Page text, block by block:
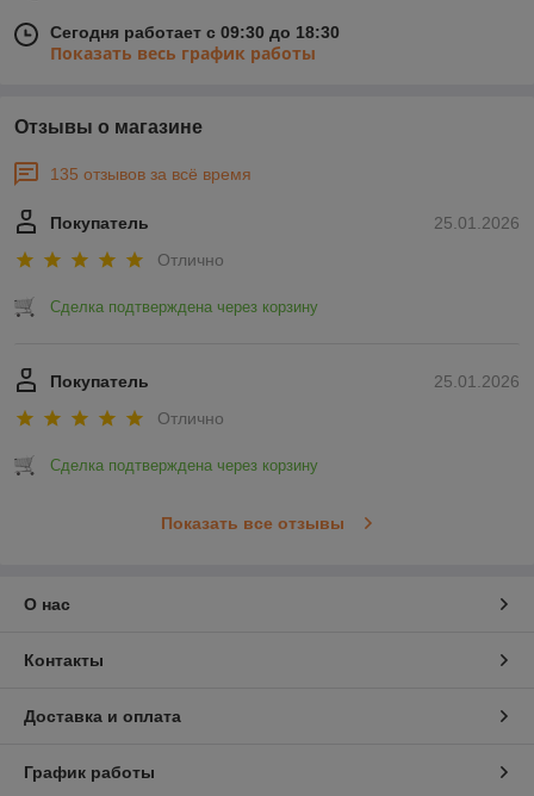
Сегодня работает с 09:30 до 18:30
Показать весь график работы
Отзывы о магазине
135 отзывов за всё время
25.01.2026
Покупатель
Отлично
Сделка подтверждена через корзину
25.01.2026
Покупатель
Отлично
Сделка подтверждена через корзину
Показать все отзывы
О нас
Контакты
Доставка и оплата
График работы